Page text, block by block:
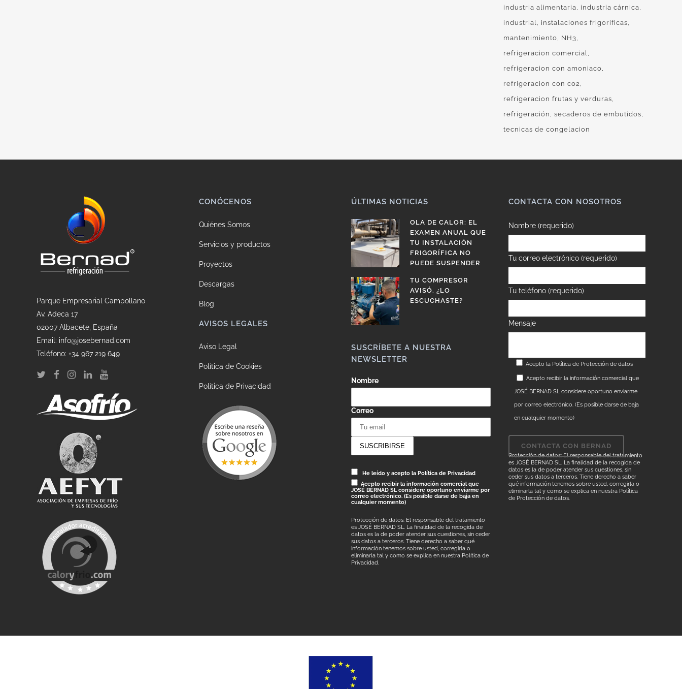
industria alimentaria
industria cárnica
industrial
instalaciones frigorificas
mantenimiento
NH3
refrigeracion comercial
refrigeracion con amoniaco
refrigeracion con co2
refrigeracion frutas y verduras
refrigeración
secaderos de embutidos
tecnicas de congelacion
Parque Empresarial Campollano
Av. Adeca 17
02007 Albacete, España
Email: info@josebernad.com
Teléfono: +34 967 219 649
CONÓCENOS
Quiénes Somos
Servicios y productos
Proyectos
Descargas
Blog
AVISOS LEGALES
Aviso Legal
Política de Cookies
Política de Privacidad
ÚLTIMAS NOTICIAS
OLA DE CALOR: EL
EXAMEN ANUAL QUE
TU INSTALACIÓN
FRIGORÍFICA NO
PUEDE SUSPENDER
TU COMPRESOR
AVISÓ. ¿LO
ESCUCHASTE?
SUSCRÍBETE A NUESTRA
NEWSLETTER
Nombre
Correo
He leído y acepto la Política de Privacidad
Acepto recibir la información comercial que
JOSÉ BERNAD SL considere oportuno enviarme por
correo electrónico. (Es posible darse de baja en
cualquier momento)
Protección de datos: El responsable del tratamiento
es JOSÉ BERNAD SL. La finalidad de la recogida de
datos es la de poder atender sus cuestiones, sin ceder
sus datos a terceros. Tiene derecho a saber qué
información tenemos sobre usted, corregirla o
eliminarla tal y como se explica en nuestra Política de
Privacidad.
CONTACTA CON NOSOTROS
Nombre (requerido)
Tu correo electrónico (requerido)
Tu teléfono (requerido)
Mensaje
Acepto la Política de Protección de datos
Acepto recibir la información comercial que
JOSÉ BERNAD SL considere oportuno enviarme
por correo electrónico. (Es posible darse de baja
en cualquier momento)
Protección de datos: El responsable del tratamiento
es JOSÉ BERNAD SL. La finalidad de la recogida de
datos es la de poder atender sus cuestiones, sin
ceder sus datos a terceros. Tiene derecho a saber
qué información tenemos sobre usted, corregirla o
eliminarla tal y como se explica en nuestra Política
de Protección de datos